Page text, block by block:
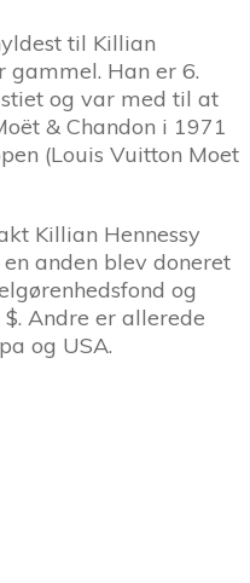
til Killian
gammel. Han er 6.
og var med til at
& Chandon i 1971
(Louis Vuitton Moet
Killian Hennessy
anden blev doneret
og
Andre er allerede
og USA.